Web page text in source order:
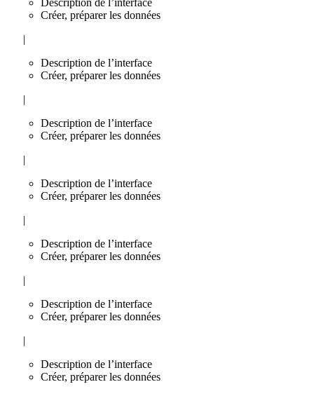
Créer, préparer les données
|
Description de l’interface
Créer, préparer les données
|
Description de l’interface
Créer, préparer les données
|
Description de l’interface
Créer, préparer les données
|
Description de l’interface
Créer, préparer les données
|
Description de l’interface
Créer, préparer les données
|
Description de l’interface
Créer, préparer les données